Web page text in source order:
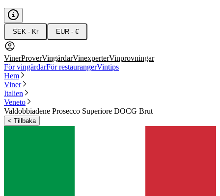
SEK - Kr EUR - €
VinerProverVingårdarVinexperterVinprovningar
För vingårdarFör restaurangerVintips
Hem
Viner
Italien
Veneto
Valdobbiadene Prosecco Superiore DOCG Brut
< Tillbaka